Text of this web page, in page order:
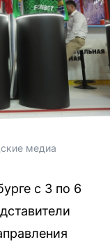
медиа
с 3 по 6